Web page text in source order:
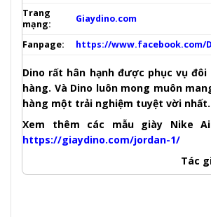
Trang
mạng:
Giaydino.com
Fanpage: https://www.facebook.com/
Dino rất hân hạnh được phục vụ đôi
hàng. Và Dino luôn mong muôn
hàng một trải nghiệm tuyệt vời nhất.
Xem thêm các mẫu giày Nike
https://giaydino.com/jordan-1/
Tác